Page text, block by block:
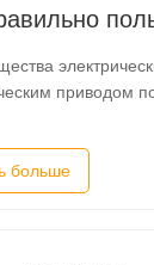
автомобилей Одним из
приводом
больше